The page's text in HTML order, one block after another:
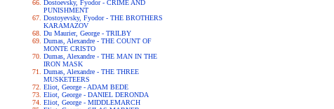
Dostoevsky, Fyodor - CRIME AND
PUNISHMENT
Dostoyevsky, Fyodor - THE BROTHERS
KARAMAZOV
Du Maurier, George - TRILBY
Dumas, Alexandre - THE COUNT OF
MONTE CRISTO
Dumas, Alexandre - THE MAN IN THE
IRON MASK
Dumas, Alexandre - THE THREE
MUSKETEERS
Eliot, George - ADAM BEDE
Eliot, George - DANIEL DERONDA
Eliot, George - MIDDLEMARCH